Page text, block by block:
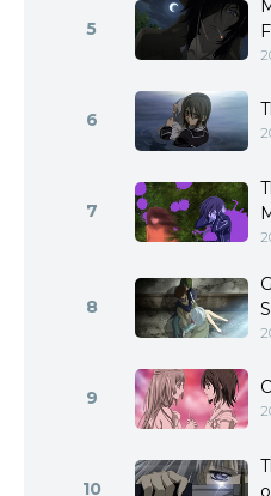
5
6
7
8
9
10